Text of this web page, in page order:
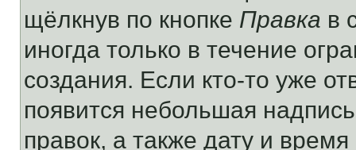
щёлкнув по кнопке Правка в
иногда только в течение
создания. Если кто-то уже
появится небольшая
правок, а также дату и